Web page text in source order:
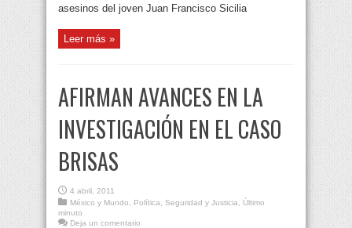
asesinos del joven Juan Francisco Sicilia
Leer más »
AFIRMAN AVANCES EN LA
INVESTIGACIÓN EN EL CASO
BRISAS
4 abril, 2011
México y Mundo
Política Seguridad y Justicia
Último
minuto
Deja un comentario